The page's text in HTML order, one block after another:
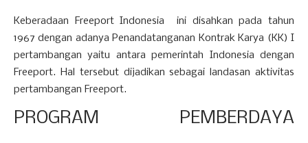
Keberadaan Freeport Indonesia ini disahkan pada tahun
1967 dengan adanya Penandatanganan Kontrak Karya (KK) I
pertambangan yaitu antara pemerintah Indonesia dengan
Freeport. Hal tersebut dijadikan sebagai landasan aktivitas
pertambangan Freeport.
PROGRAM PEMBERDAYA